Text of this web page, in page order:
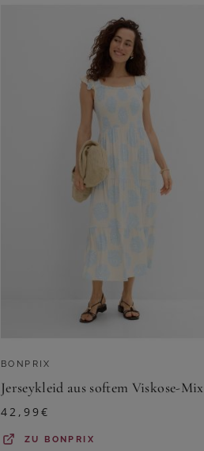
BONPRIX
Jerseykleid aus softem Viskose-Mix
42,99€
ZU BONPRIX